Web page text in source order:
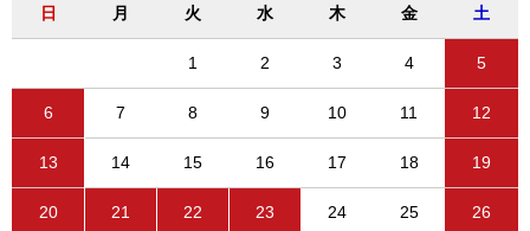
日 月 火 水 木 金 土
1 2 3 4 5
6 7 8 9 10 11 12
13 14 15 16 17 18 19
20 21 22 23 24 25 26